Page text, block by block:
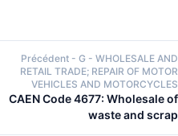
Précédent - G - WHOLESALE AND
RETAIL TRADE; REPAIR OF MOTOR
VEHICLES AND MOTORCYCLES
CAEN Code 4677: Wholesale of
waste and scrap